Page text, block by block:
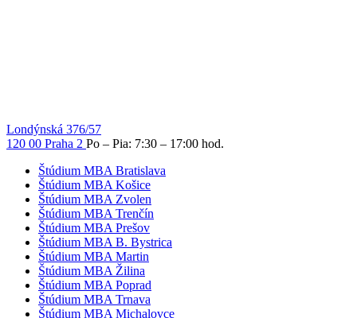
Londýnská 376/57
120 00 Praha 2 Po – Pia: 7:30 – 17:00 hod.
Štúdium MBA Bratislava
Štúdium MBA Košice
Štúdium MBA Zvolen
Štúdium MBA Trenčín
Štúdium MBA Prešov
Štúdium MBA B. Bystrica
Štúdium MBA Martin
Štúdium MBA Žilina
Štúdium MBA Poprad
Štúdium MBA Trnava
Štúdium MBA Michalovce